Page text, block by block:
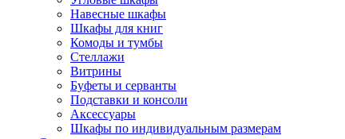
Навесные шкафы
Шкафы для книг
Комоды и тумбы
Стеллажи
Витрины
Буфеты и серванты
Подставки и консоли
Аксессуары
Шкафы по индивидуальным размерам